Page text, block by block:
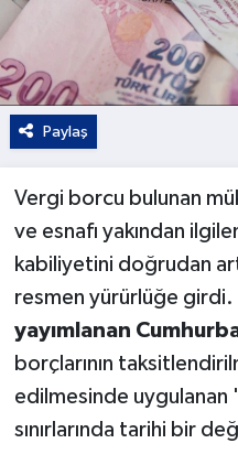
Paylaş
Vergi borcu bulunan
ve esnafı yakından
kabiliyetini doğrudan
resmen yürürlüğe girdi.
yayımlanan
borçlarının
edilmesinde
sınırlarında tarihi bir